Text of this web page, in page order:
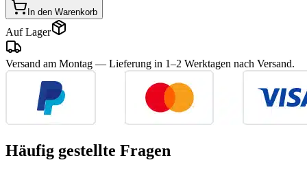
In den Warenkorb
Auf Lager
Versand am Montag — Lieferung in 1–2 Werktagen nach Versand.
Häufig gestellte Fragen